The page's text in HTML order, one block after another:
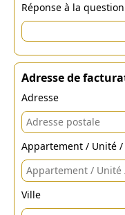
Réponse à la
Adresse de
Adresse
Appartement / Unité /
Ville